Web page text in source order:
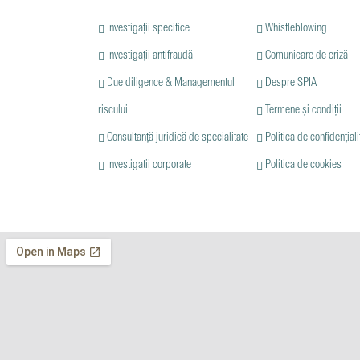
Investigații specifice Whistleblowing
Investigații antifraudă Comunicare de criză
Due diligence & Managementul
riscului
Despre SPIA
Termene și condiții
Consultanță juridică de specialitate Politica de
Investigatii corporate Politica de cookies